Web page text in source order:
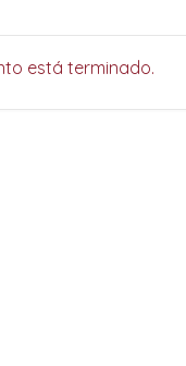
está terminado.